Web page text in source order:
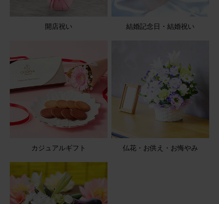
2026/05/08
用途：
お悔やみ
花持ちが良い
御供え用に贈りました 可愛いらしいと、とても喜んでもら
いました 花持ちもよく、1ヶ月近くもっていたそうです
【お悔やみ・お供えの花】アレンジメント(青・紫) Sサイ
ブルーミーユーザーさん 50代
用途：
お悔やみ
開店祝い 結婚記念日・結婚祝い
カジュアルギフト 仏花・お供え・お悔やみ